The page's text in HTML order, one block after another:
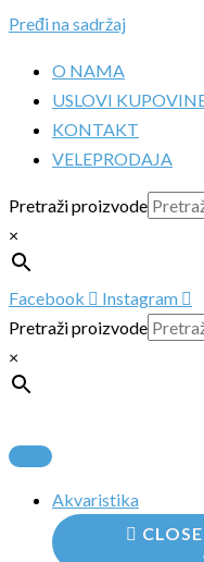
Pređi na sadržaj
O NAMA
USLOVI
KONTAKT
VELEPRODAJA
Pretraži proizvode
×
Facebook
Instagram
Pretraži proizvode
×
Akvaristika